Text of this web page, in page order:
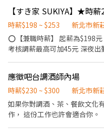
時請於主管確認排班時間） 【薪資福利】 1. 提供員工餐 2. 國定假日
雙倍薪 3. 提供優秀同仁績效獎
享特休假 7.福委會福利補助
提供好吃日式餐飲的公司 台灣
時薪$198 ~ $253
新北市新
⭕【兼職時薪】 起薪為$198
考核調薪最高可加45元 深夜出勤津
健檢 ★勞保、健保，6％勞退提撥 ⭕【工作說明】 《內場》:餐
作、食材備料、進貨盤點 《外
整潔 ★開朗活潑有笑容 ★ＳＯＰ專業流程 ★無經驗可 ★提供完善
職前教育訓練 ⭕【經營理念】 我們是日本第一的速食連鎖ZENSHO
應徵吧台調酒師內場
時薪$230 ~ $300
新北市新
如果你對調酒、茶、餐飲文化
作， 這份工作也許會適合你。